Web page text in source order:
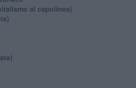
al capolinea)